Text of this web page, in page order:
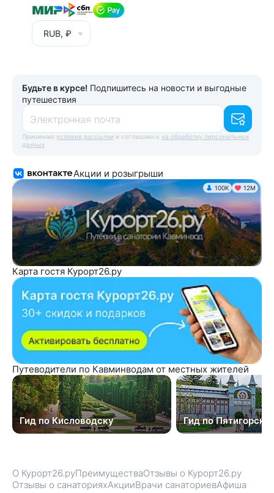
RUB, ₽
Будьте в курсе! Подпишитесь на новости и выгодные
путешествия
Электронная почта
Принимаю условия рассылки и соглашаюсь на обработку персональных
данных
Акции и розыгрыши
100K 12М
Карта гостя Курорт26.ру
Путеводители по Кавминводам от местных жителей
Гид по Кисловодску Гид по Пятигорску
О Курорт26.руПреимуществаОтзывы о Курорт26.ру
Отзывы о санаторияхАкцииВрачи санаториевАфиша